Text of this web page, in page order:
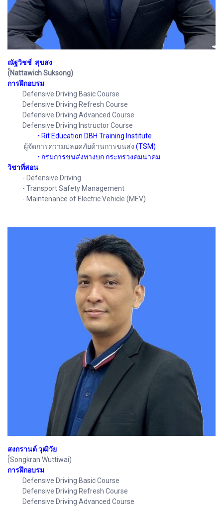
ณัฐวิชช์ สุขสง
(์Nattawich Suksong)
การฝึกอบรม
Defensive Driving Basic Course
Defensive Driving Refresh Course
Defensive Driving Advanced Course
Defensive Driving Instructor Course
• Rit Education DBH Training Institute
ผู้จัดการความปลอดภัยด้านการขนส่ง (TSM)
• กรมการขนส่งทางบก กระทรวงคมนาคม
วิชาที่สอน
- Defensive Driving
- Transport Safety Management
- Maintenance of Electric Vehicle (MEV)
สงกรานต์ วุฒิวัย
(์Songkran Wuttiwai)
การฝึกอบรม
Defensive Driving Basic Course
Defensive Driving Refresh Course
Defensive Driving Advanced Course